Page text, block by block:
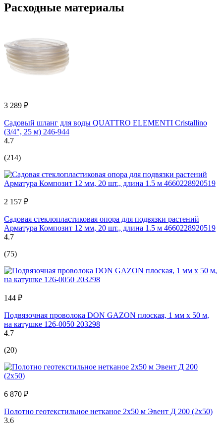
Расходные материалы
3 289 ₽
Садовый шланг для воды QUATTRO ELEMENTI Cristallino
(3/4", 25 м) 246-944
4.7
(214)
2 157 ₽
Садовая стеклопластиковая опора для подвязки растений
Арматура Композит 12 мм, 20 шт., длина 1.5 м 4660228920519
4.7
(75)
144 ₽
Подвязочная проволока DON GAZON плоская, 1 мм х 50 м,
на катушке 126-0050 203298
4.7
(20)
6 870 ₽
Полотно геотекстильное нетканое 2х50 м Эвент Д 200 (2х50)
3.6